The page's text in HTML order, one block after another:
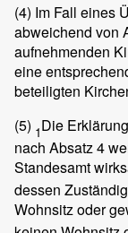
(4) Im Fall eines
abweichend von
aufnehmenden
eine
beteiligten
(5) 1Die
nach Absatz 4
Standesamt
dessen
Wohnsitz oder